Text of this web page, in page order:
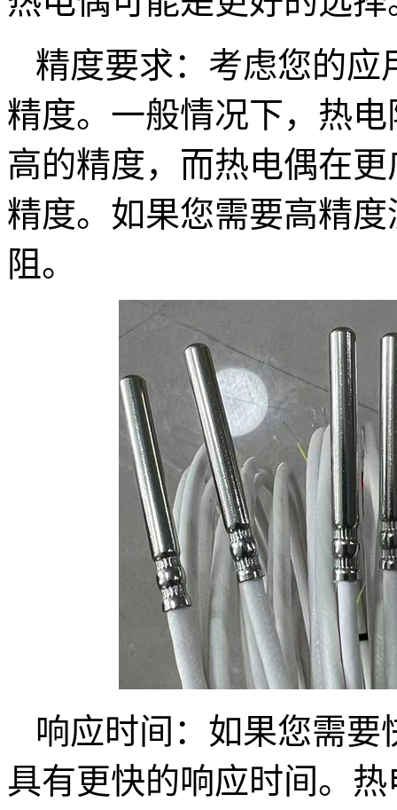
精度要求：考虑您的应
精度。一般情况下，热
高的精度，而热电偶在
精度。如果您需要高精
阻。
响应时间：如果您需
具有更快的响应时间。